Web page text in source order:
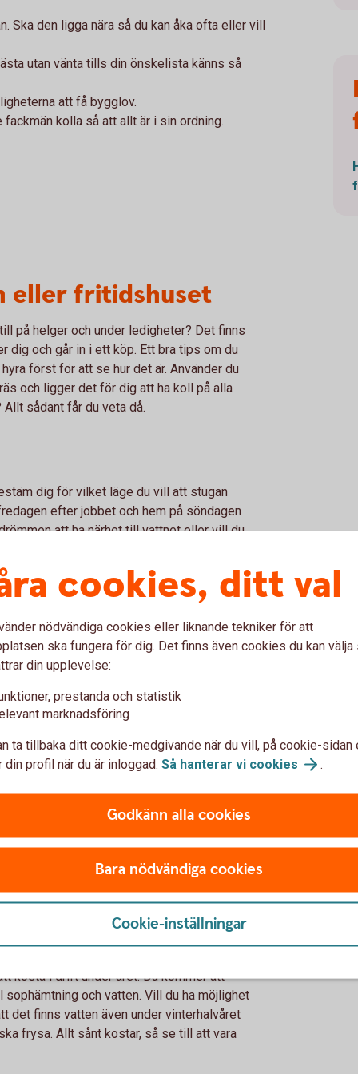
Ska den ligga nära så du kan åka ofta eller vill
utan vänta tills din önskelista känns så
att få bygglov.
kolla så att allt är i sin ordning.
eller fritidshuset
på helger och under ledigheter? Det finns
dig och går in i ett köp. Ett bra tips om du
först för att se hur det är. Använder du
och ligger det för dig att ha koll på alla
sådant får du veta då.
dig för vilket läge du vill att stugan
efter jobbet och hem på söndagen
att ha närhet till vattnet eller vill du
ha en stor tomt eller en liten? Grannar i
vara i ordning eller går du igång på tanken
dig och som du helst inte vill tumma på
om det knoppas för fullt ute så försök
men kanske inte precis just nu.
du råd med? Det är lätt att drömma om
Här får kanske några drömpunkter ryka
på dig ett renoveringsobjekt om du inte
räkna med en buffert för oförutsedda
du inte kan förutspå.
kosta i drift under året. Du kommer att
och vatten. Vill du ha möjlighet
det finns vatten även under vinterhalvåret
frysa. Allt sånt kostar, så se till att vara
cookies, ditt val
nödvändiga cookies eller liknande tekniker för att
ska fungera för dig. Det finns även cookies du kan välja
din upplevelse:
prestanda och statistik
marknadsföring
ta tillbaka ditt cookie-medgivande när du vill, på cookie-sidan
din profil när du är inloggad. Så hanterar vi cookies .
Godkänn alla cookies
Bara nödvändiga cookies
Cookie-inställningar